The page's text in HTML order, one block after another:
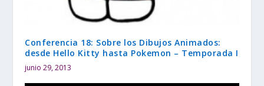
Conferencia 18: Sobre los Dibujos Animados:
desde Hello Kitty hasta Pokemon – Temporada I
junio 29, 2013